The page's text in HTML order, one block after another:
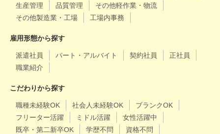
生産管理
品質管理
その他軽作業・物流
その他製造業・工場
工場内事務
雇用形態から探す
派遣社員 パート・アルバイト 契約社員
正社員
職業紹介
こだわりから探す
職種未経験OK 社会人未経験OK
ブランクOK
フリーター活躍
ミドル活躍
女性活躍中
既卒・第二新卒OK
学歴不問
資格不問